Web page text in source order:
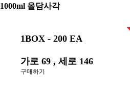
구매하기
1000ml 올담사각
1BOX - 200 EA
가로 69 , 세로 146
구매하기